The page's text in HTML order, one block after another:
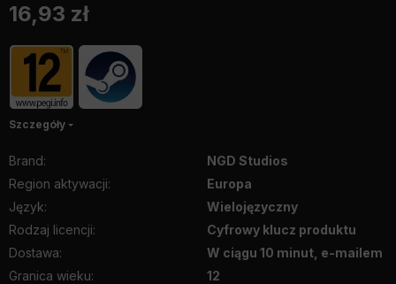
16,93 zł
Szczegóły
Brand:
NGD Studios
Region aktywacji:
Europa
Język:
Wielojęzyczny
Rodzaj licencji:
Cyfrowy klucz produktu
Dostawa:
W ciągu 10 minut, e-mailem
Granica wieku:
12